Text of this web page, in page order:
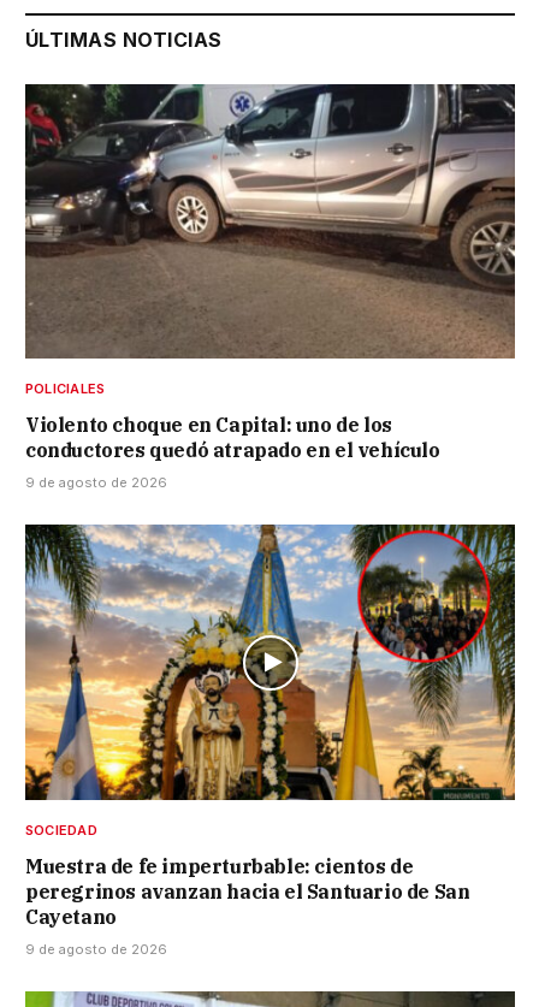
ÚLTIMAS NOTICIAS
POLICIALES
Violento choque en Capital: uno de los
conductores quedó atrapado en el vehículo
9 de agosto de 2026
SOCIEDAD
Muestra de fe imperturbable: cientos de
peregrinos avanzan hacia el Santuario de San
Cayetano
9 de agosto de 2026